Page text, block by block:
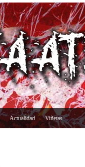
Actualidad Viñetas